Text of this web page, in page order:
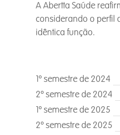
A Abertta Saúde
considerando o perfil
idêntica função.
1º semestre de 2024
2º semestre de 2024
1º semestre de 2025
2º semestre de 2025